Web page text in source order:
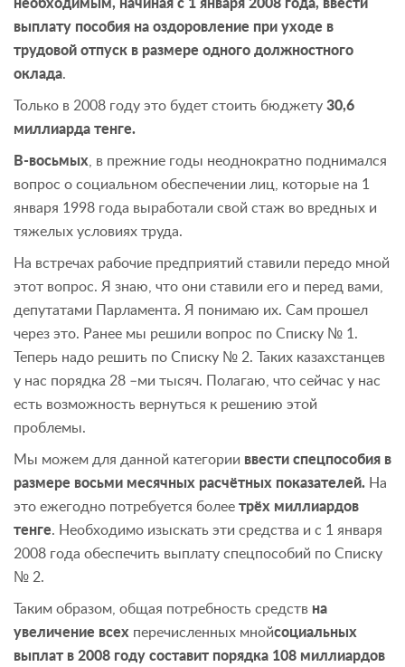
необходимым, начиная с 1 января 2008 года, ввести
выплату пособия на оздоровление при уходе в
трудовой отпуск в размере одного должностного
оклада.
Только в 2008 году это будет стоить бюджету 30,6
миллиарда тенге.
В-восьмых , в прежние годы неоднократно поднимался
вопрос о социальном обеспечении лиц, которые на 1
января 1998 года выработали свой стаж во вредных и
тяжелых условиях труда.
На встречах рабочие предприятий ставили передо мной
этот вопрос. Я знаю, что они ставили его и перед вами,
депутатами Парламента. Я понимаю их. Сам прошел
через это. Ранее мы решили вопрос по Списку № 1.
Теперь надо решить по Списку № 2. Таких казахстанцев
у нас порядка 28 –ми тысяч. Полагаю, что сейчас у нас
есть возможность вернуться к решению этой
проблемы.
Мы можем для данной категории ввести спецпособия в
размере восьми месячных расчётных показателей. На
это ежегодно потребуется более трёх миллиардов
тенге. Необходимо изыскать эти средства и с 1 января
2008 года обеспечить выплату спецпособий по Списку
№ 2.
Таким образом, общая потребность средств на
увеличение всех перечисленных мнойсоциальных
выплат в 2008 году составит порядка 108 миллиардов